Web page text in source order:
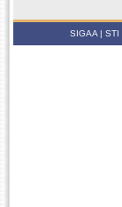
SIGAA |